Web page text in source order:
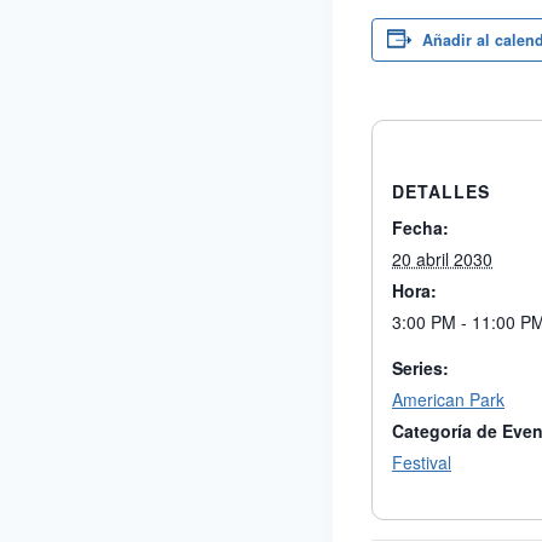
Añadir al
DETALLES
Fecha:
20 abril 2030
Hora:
3:00 PM - 11:00
Series:
American Park
Categoría de
Festival